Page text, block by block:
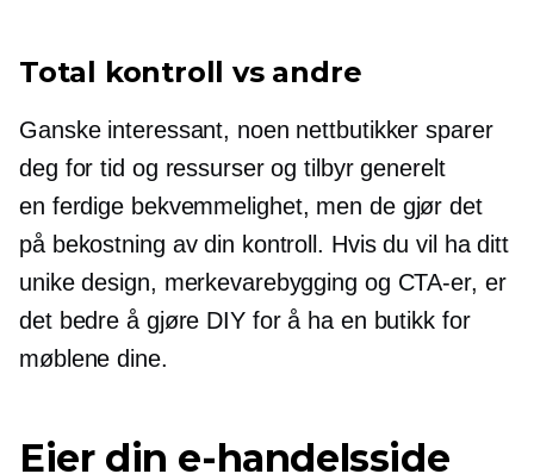
Total kontroll vs andre
Ganske interessant, noen nettbutikker sparer
deg for tid og ressurser og tilbyr generelt
en ferdige bekvemmelighet, men de gjør det
på bekostning av din kontroll. Hvis du vil ha ditt
unike design, merkevarebygging og CTA-er, er
det bedre å gjøre DIY for å ha en butikk for
møblene dine.
Eier din e-handelsside